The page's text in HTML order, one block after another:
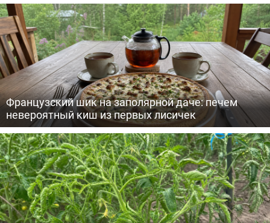
Французский шик на заполярной даче: печем
невероятный киш из первых лисичек